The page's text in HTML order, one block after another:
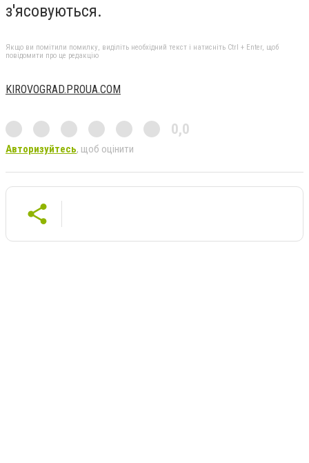
з'ясовуються.
Якщо ви помітили помилку, виділіть необхідний текст і натисніть Ctrl + Enter, щоб
повідомити про це редакцію
KIROVOGRAD.PROUA.COM
0,0
Авторизуйтесь, щоб оцінити